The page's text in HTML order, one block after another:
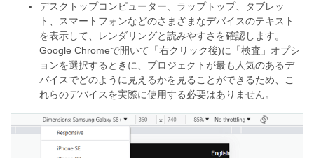
デスクトップコンピューター、ラップトップ、タブレッ
ト、スマートフォンなどのさまざまなデバイスのテキスト
を表示して、レンダリングと読みやすさを確認します。
Google Chromeで開いて「右クリック後)に「検査」オプシ
ョンを選択するときに、プロジェクトが最も人気のあるデ
バイスでどのように見えるかを見ることができるため、こ
れらのデバイスを実際に使用する必要はありません。